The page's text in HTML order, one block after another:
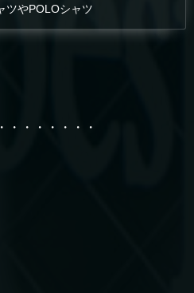
ツやPOLOシャツ
・・・・・・・